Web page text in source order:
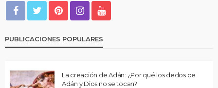
PUBLICACIONES POPULARES
La creación de Adán: ¿Por qué los dedos de
Adán y Dios no se tocan?